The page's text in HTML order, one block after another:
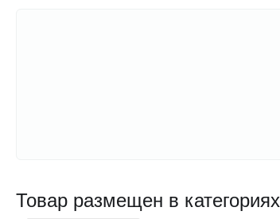
Товар размещен в категориях